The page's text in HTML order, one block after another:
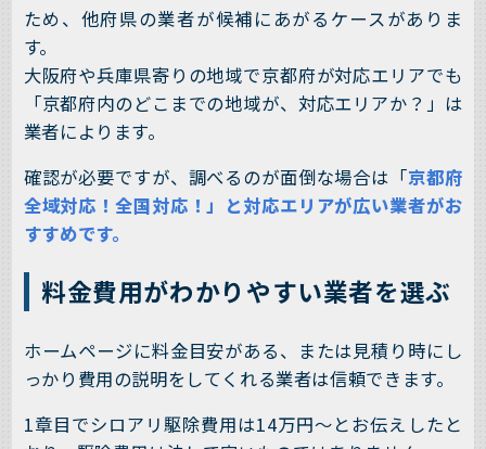
ため、他府県の業者が候補にあがるケースがありま
す。
大阪府や兵庫県寄りの地域で京都府が対応エリアでも
「京都府内のどこまでの地域が、対応エリアか？」は
業者によります。
確認が必要ですが、調べるのが面倒な場合は「京都府
全域対応！全国対応！」と対応エリアが広い業者がお
すすめです。
料金費用がわかりやすい業者を選ぶ
ホームページに料金目安がある、または見積り時にし
っかり費用の説明をしてくれる業者は信頼できます。
1章目でシロアリ駆除費用は14万円～とお伝えしたと